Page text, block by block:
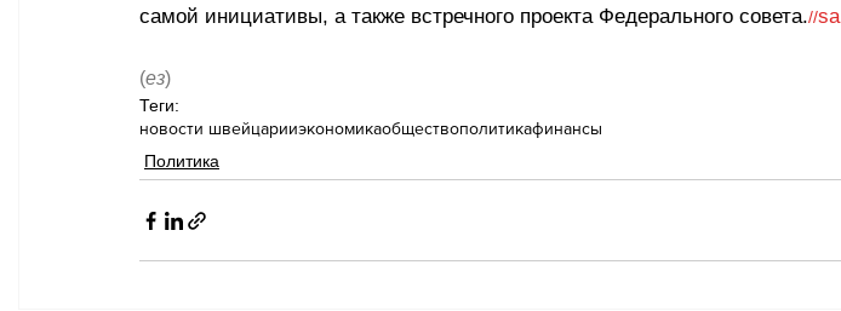
самой инициативы, а также встречного проекта Федерального совета.//sa
(ез)
Теги:
новости швейцарииэкономикаобществополитикафинансы
Политика